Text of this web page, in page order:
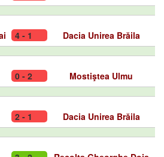
4 - 1 Dacia Unirea Brăila
0 - 2 Mostiştea Ulmu
2 - 1 Dacia Unirea Brăila